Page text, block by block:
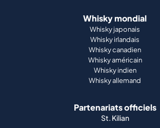
Whisky mondial
Whisky japonais
Whisky irlandais
Whisky canadien
Whisky américain
Whisky indien
Whisky allemand
Partenariats officiels
St. Kilian